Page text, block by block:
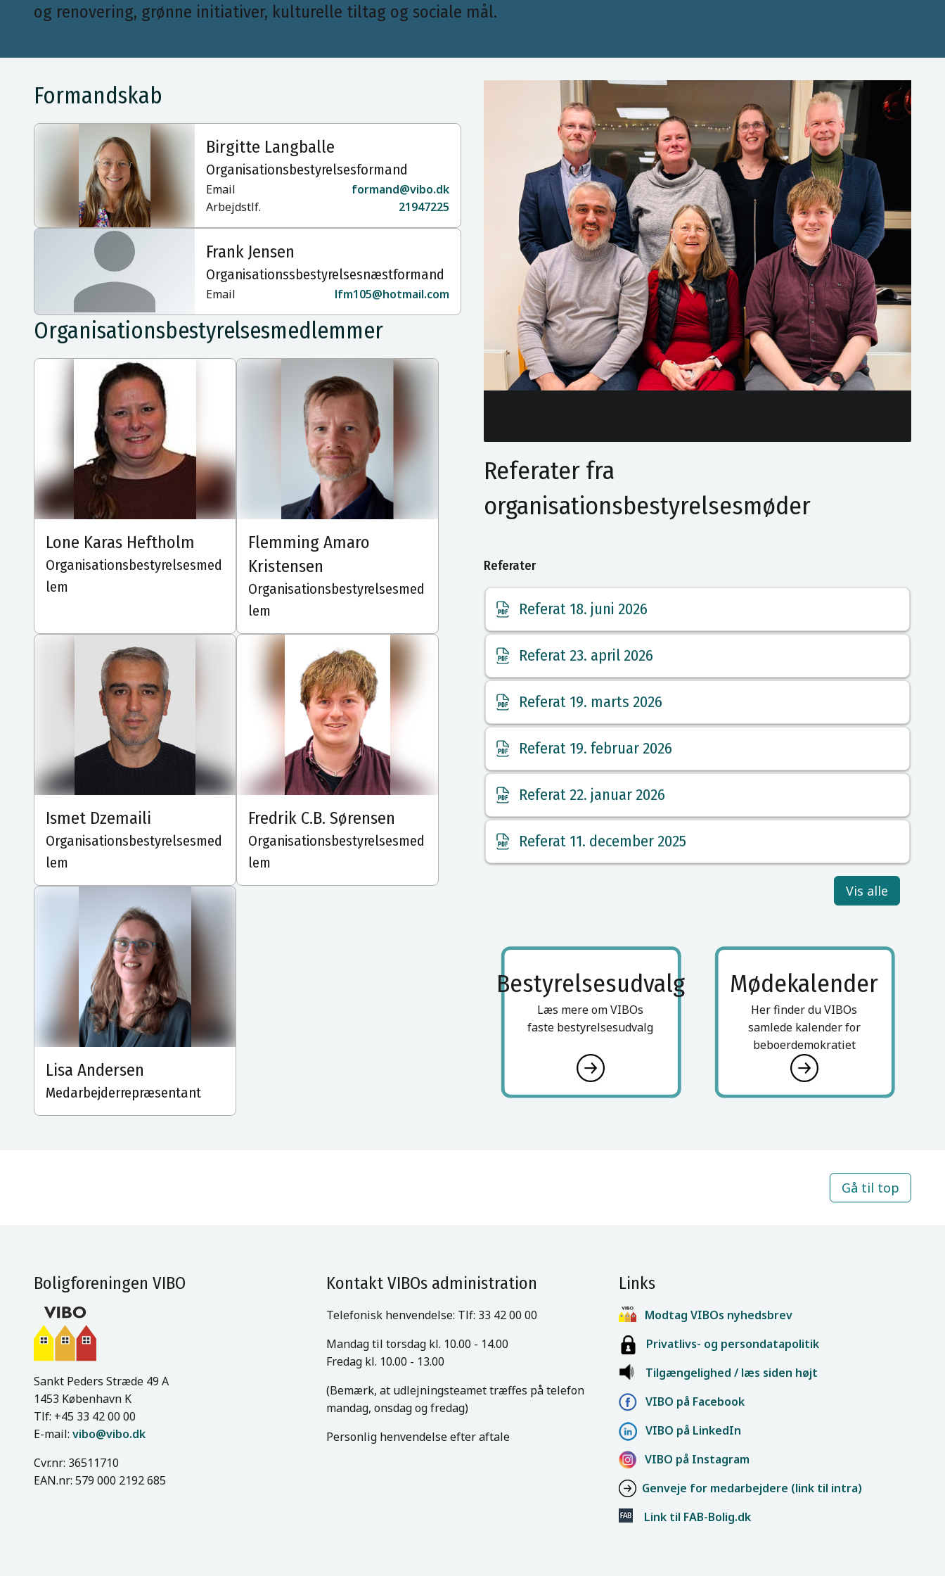
og renovering, grønne initiativer, kulturelle tiltag og sociale mål.
Formandskab
Birgitte Langballe
Organisationsbestyrelsesformand
Email
formand@vibo.dk
Arbejdstlf.
21947225
Frank Jensen
Organisationssbestyrelsesnæstformand
Email lfm105@hotmail.com
Organisationsbestyrelsesmedlemmer
Lone Karas Heftholm
Organisationsbestyrelsesmed
lem
Flemming Amaro
Kristensen
Organisationsbestyrelsesmed
lem
Ismet Dzemaili
Organisationsbestyrelsesmed
lem
Fredrik C.B. Sørensen
Organisationsbestyrelsesmed
lem
Lisa Andersen
Medarbejderrepræsentant
Referater fra
organisationsbestyrelsesmøder
Referater
Referat 18. juni 2026
Referat 23. april 2026
Referat 19. marts 2026
Referat 19. februar 2026
Referat 22. januar 2026
Referat 11. december 2025
Vis alle
Bestyrelsesudvalg
Læs mere om VIBOs
faste bestyrelsesudvalg
Mødekalender
Her finder du VIBOs
samlede kalender for
beboerdemokratiet
Gå til top
Boligforeningen VIBO
Sankt Peders Stræde 49 A
1453 København K
Tlf: +45 33 42 00 00
E-mail: vibo@vibo.dk
Cvr.nr: 36511710
EAN.nr: 579 000 2192 685
Kontakt VIBOs administration
Telefonisk henvendelse: Tlf: 33 42 00 00
Mandag til torsdag kl. 10.00 - 14.00
Fredag kl. 10.00 - 13.00
(Bemærk, at udlejningsteamet træffes på telefon
mandag, onsdag og fredag)
Personlig henvendelse efter aftale
Links
Modtag VIBOs nyhedsbrev
Privatlivs- og persondatapolitik
Tilgængelighed / læs siden højt
VIBO på Facebook
VIBO på LinkedIn
VIBO på Instagram
Genveje for medarbejdere (link til intra)
Link til FAB-Bolig.dk